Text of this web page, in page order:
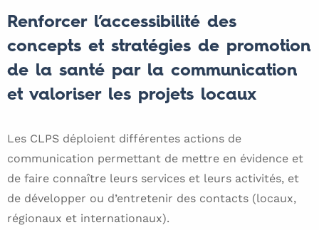
Renforcer l’accessibilité des
concepts et stratégies de promotion
de la santé par la communication
et valoriser les projets locaux
Les CLPS déploient différentes actions de
communication permettant de mettre en évidence et
de faire connaître leurs services et leurs activités, et
de développer ou d’entretenir des contacts (locaux,
régionaux et internationaux).